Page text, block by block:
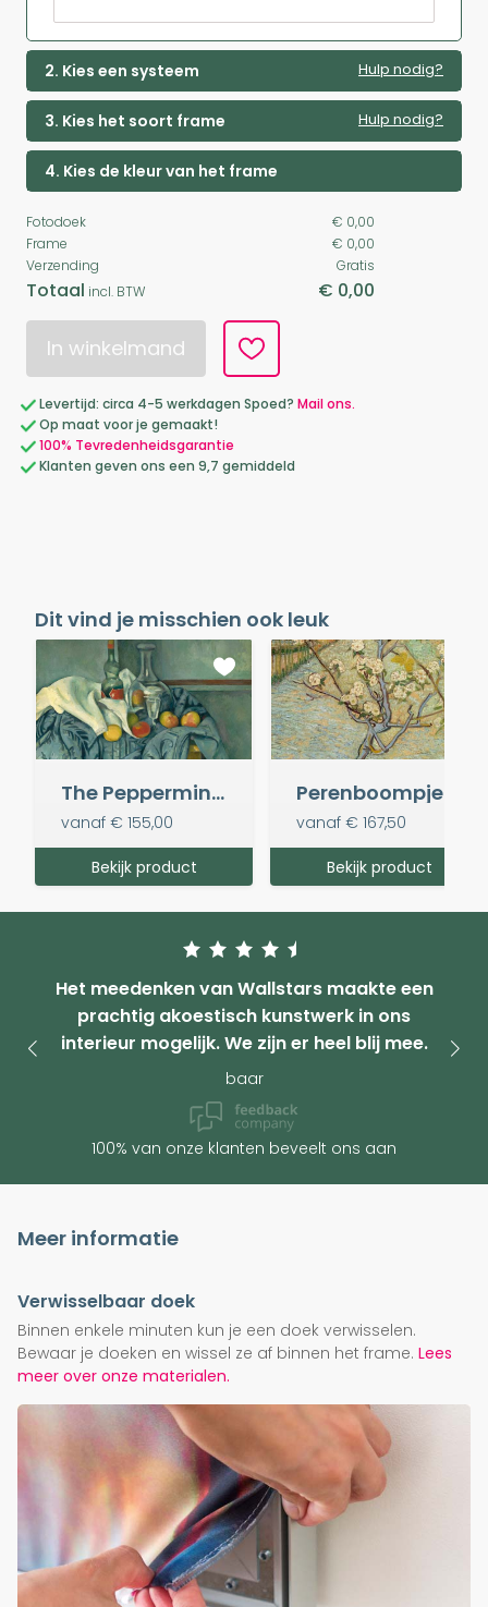
2. Kies een systeem Hulp nodig?
3. Kies het soort frame Hulp nodig?
4. Kies de kleur van het frame
Fotodoek
€ 0,00
Frame
€ 0,00
Verzending
Gratis
Totaal incl. BTW € 0,00
In winkelmand
Levertijd: circa 4-5 werkdagen Spoed? Mail ons.
Op maat voor je gemaakt!
100% Tevredenheidsgarantie
Klanten geven ons een 9,7 gemiddeld
Dit vind je misschien ook leuk
The Peppermint Bottle - Paul Cézanne
vanaf € 155,00
Bekijk product
vanaf € 167,50
Bekijk product
Het meedenken van Wallstars maakte een
prachtig akoestisch kunstwerk in ons
interieur mogelijk. We zijn er heel blij mee.
baar
100% van onze klanten beveelt ons aan
Meer informatie
Verwisselbaar doek
Binnen enkele minuten kun je een doek verwisselen.
Bewaar je doeken en wissel ze af binnen het frame. Lees
meer over onze materialen.